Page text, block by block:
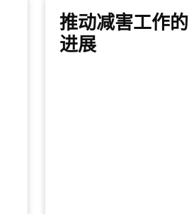
推动减害工作的
进展